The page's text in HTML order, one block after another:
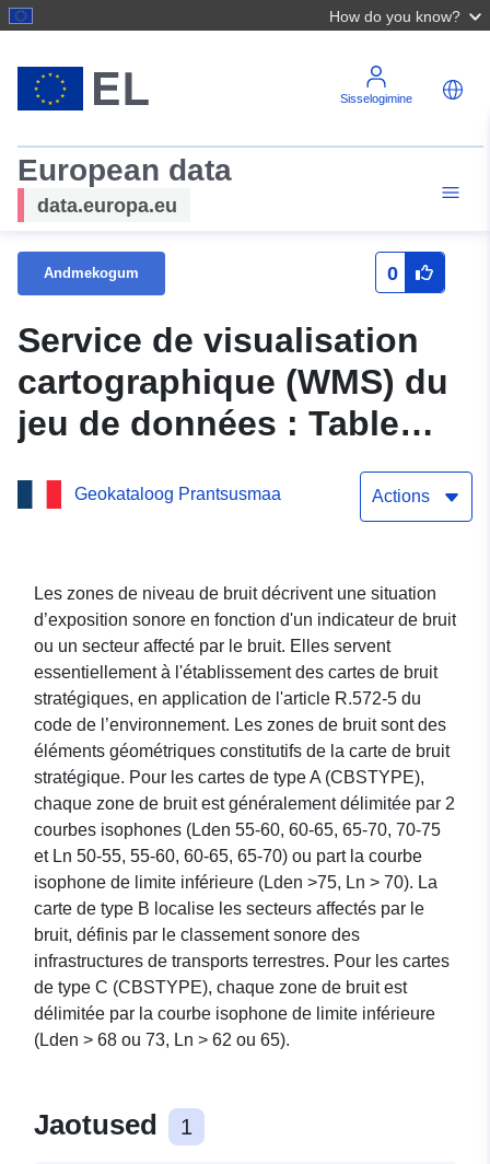
How do you know?
Sisselogimine
European data
data.europa.eu
Andmekogum 0
Service de visualisation
cartographique (WMS) du
jeu de données : Table
décrivant les Zones de
Bruit des grandes
transports terrestres du
département du Gard
(Type C LN nuit)
Geokataloog Prantsusmaa Actions
Les zones de niveau de bruit décrivent une situation
d’exposition sonore en fonction d'un indicateur de bruit
ou un secteur affecté par le bruit. Elles servent
essentiellement à l'établissement des cartes de bruit
stratégiques, en application de l'article R.572-5 du
code de l’environnement. Les zones de bruit sont des
éléments géométriques constitutifs de la carte de bruit
stratégique. Pour les cartes de type A (CBSTYPE),
chaque zone de bruit est généralement délimitée par 2
courbes isophones (Lden 55-60, 60-65, 65-70, 70-75
et Ln 50-55, 55-60, 60-65, 65-70) ou part la courbe
isophone de limite inférieure (Lden >75, Ln > 70). La
carte de type B localise les secteurs affectés par le
bruit, définis par le classement sonore des
infrastructures de transports terrestres. Pour les cartes
de type C (CBSTYPE), chaque zone de bruit est
délimitée par la courbe isophone de limite inférieure
(Lden > 68 ou 73, Ln > 62 ou 65).
Jaotused 1